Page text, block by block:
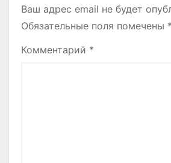
Ваш адрес email не будет
Обязательные поля помечены *
Комментарий *